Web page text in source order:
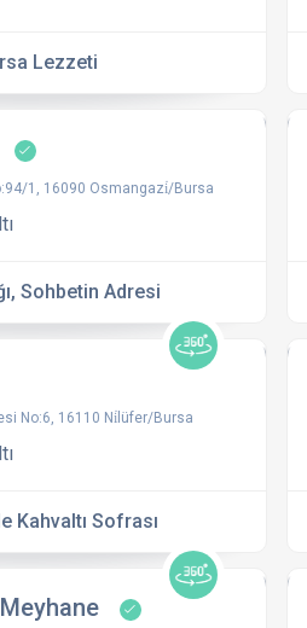
Lezzeti
1, 16090 Osmangazi̇/Bursa
Sohbetin Adresi
No:6, 16110 Ni̇lüfer/Bursa
Kahvaltı Sofrası